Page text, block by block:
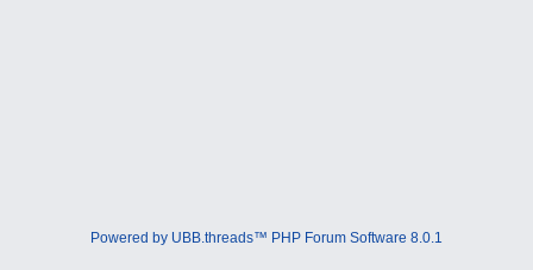
Powered by UBB.threads™ PHP Forum Software 8.0.1